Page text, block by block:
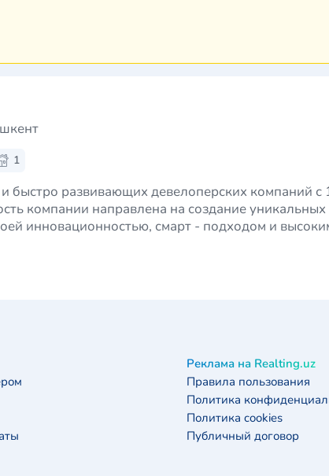
1
быстро развивающих девелоперских компаний с
компании направлена на создание
инновационностью, смарт - подходом и
Реклама на Realting.uz
Правила пользования
Политика
Политика cookies
Публичный договор